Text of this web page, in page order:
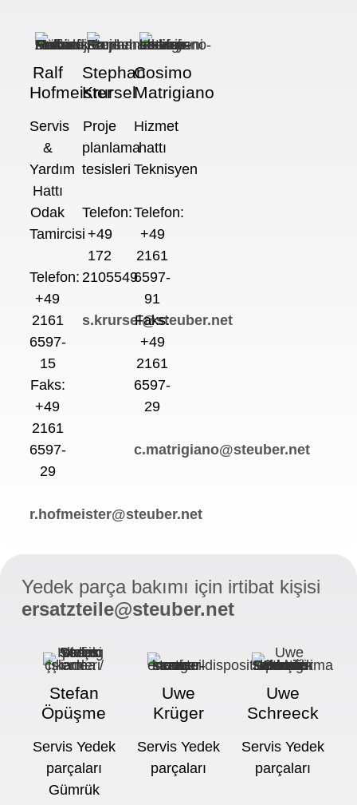
Ralf
Hofmeister
Servis
&
Yardım
Hattı
Odak
Tamircisi
Telefon:
+49
2161
6597-
15
Faks:
+49
2161
6597-
29
r.hofmeister@steuber.net
Stephan
Krursel
Proje
planlama
tesisleri
Telefon:
+49
172
2105549
s.krursel@steuber.net
Cosimo
Matrigiano
Hizmet
hattı
Teknisyen
Telefon:
+49
2161
6597-
91
Faks:
+49
2161
6597-
29
c.matrigiano@steuber.net
Yedek parça bakımı için irtibat kişisi
ersatzteile@steuber.net
Stefan
Öpüşme
Servis Yedek
parçaları
Gümrük
Uwe
Krüger
Servis Yedek
parçaları
Uwe
Schreeck
Servis Yedek
parçaları